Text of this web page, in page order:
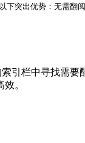
突出优势：无需翻
引栏中寻找需要
。